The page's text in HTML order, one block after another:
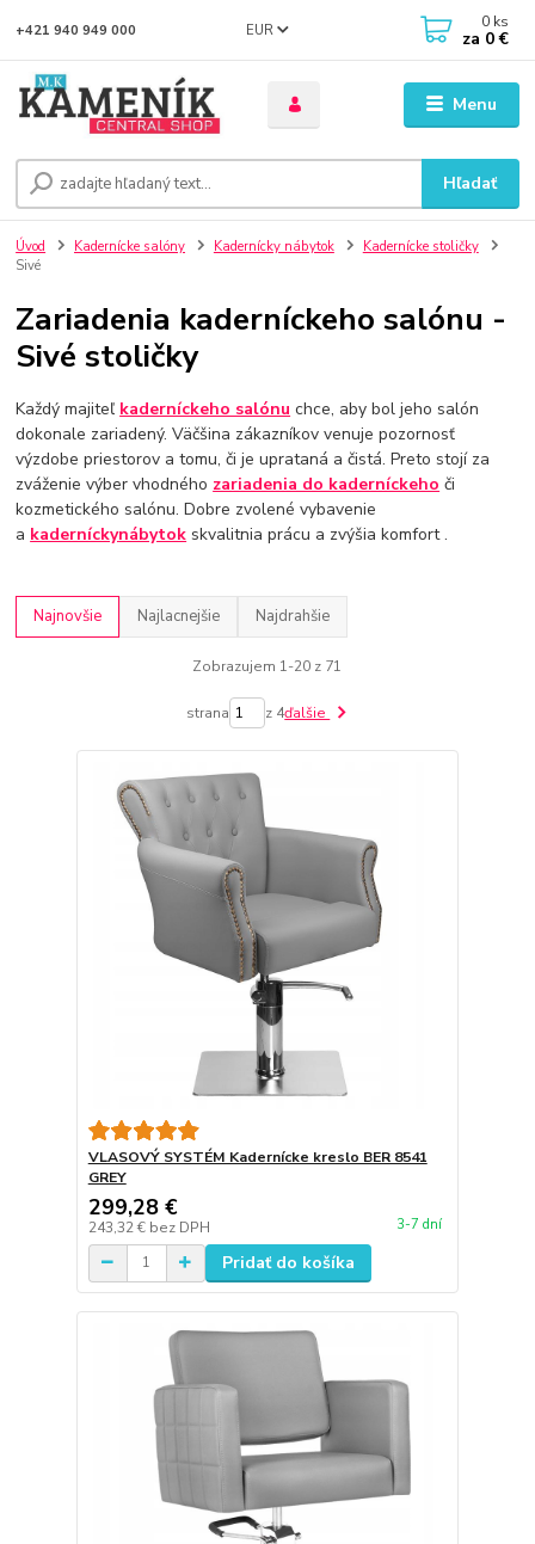
Menu
EUR
Hľadať
+421 940 949 000 0 ks
za 0 €
Úvod Kadernícke salóny Kadernícky nábytok
Kadernícke stoličky
Sivé
Zariadenia kaderníckeho salónu -
Sivé stoličky
Každý majiteľ kaderníckeho salónu chce, aby bol jeho salón
dokonale zariadený. Väčšina zákazníkov venuje pozornosť
výzdobe priestorov a tomu, či je uprataná a čistá. Preto stojí za
zváženie výber vhodného zariadenia do kaderníckeho či
kozmetického salónu. Dobre zvolené vybavenie
a kaderníckynábytok skvalitnia prácu a zvýšia komfort .
Najnovšie Najlacnejšie Najdrahšie
Zobrazujem 1-20 z 71
strana z 4ďalšie
VLASOVÝ SYSTÉM Kadernícke kreslo BER 8541
GREY
299,28 €
243,32 € bez DPH 3-7 dní
Pridať do košíka